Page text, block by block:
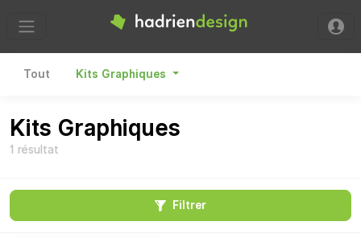
Hadrien Design
Tout Kits Graphiques
Kits Graphiques
1 résultat
Filtrer